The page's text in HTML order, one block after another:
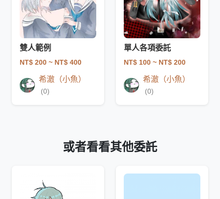
雙人範例
NT$ 200 ~ NT$ 400
希澈（小魚）
(0)
單人各項委託
NT$ 100 ~ NT$ 200
希澈（小魚）
(0)
或者看看其他委託